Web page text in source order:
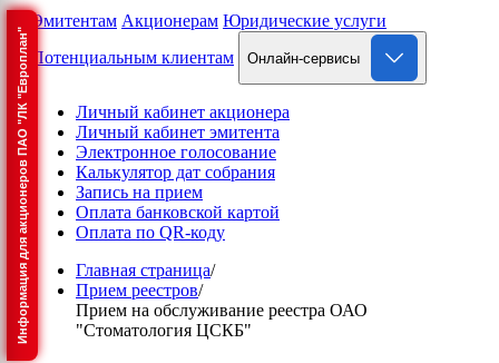
Информация для акционеров ПАО "ЛК "Европлан"
Эмитентам Акционерам Юридические услуги
Потенциальным клиентам
Онлайн-сервисы
Личный кабинет акционера
Личный кабинет эмитента
Электронное голосование
Калькулятор дат собрания
Запись на прием
Оплата банковской картой
Оплата по QR-коду
Главная страница/
Прием реестров/
Прием на обслуживание реестра ОАО
"Стоматология ЦСКБ"